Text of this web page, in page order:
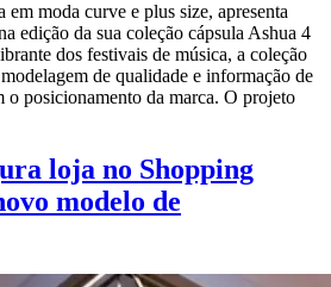
em moda curve e plus size, apresenta
edição da sua coleção cápsula Ashua 4
dos festivais de música, a coleção
de qualidade e informação de
o posicionamento da marca. O projeto
loja no Shopping
modelo de